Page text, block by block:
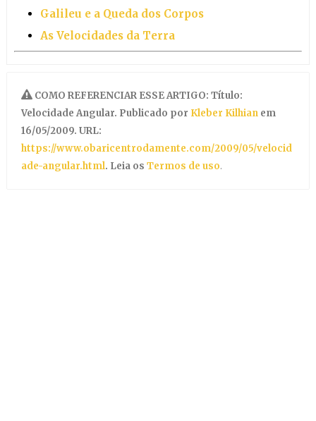
Galileu e a Queda dos Corpos
As Velocidades da Terra
COMO REFERENCIAR ESSE ARTIGO: Título:
Velocidade Angular. Publicado por Kleber Kilhian em
16/05/2009. URL:
https://www.obaricentrodamente.com/2009/05/velocid
ade-angular.html. Leia os Termos de uso.